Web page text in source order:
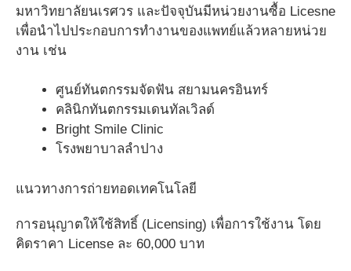
มหาวิทยาลัยนเรศวร และปัจจุบันมีหน่วยงานซื้อ Licesne
เพื่อนำไปประกอบการทำงานของแพทย์แล้วหลายหน่วย
งาน เช่น
ศูนย์ทันตกรรมจัดฟัน สยามนครอินทร์
คลินิกทันตกรรมเดนทัลเวิลด์
Bright Smile Clinic
โรงพยาบาลลำปาง
แนวทางการถ่ายทอดเทคโนโลยี
การอนุญาตให้ใช้สิทธิ์ (Licensing) เพื่อการใช้งาน โดย
คิดราคา License ละ 60,000 บาท